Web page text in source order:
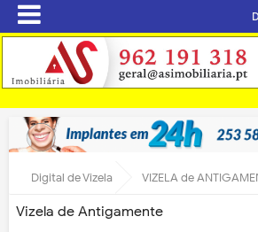
Digital de Vizela VIZELA de
Vizela de Antigamente